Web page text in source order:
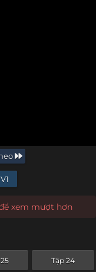
xem mượt hơn
Tập 24